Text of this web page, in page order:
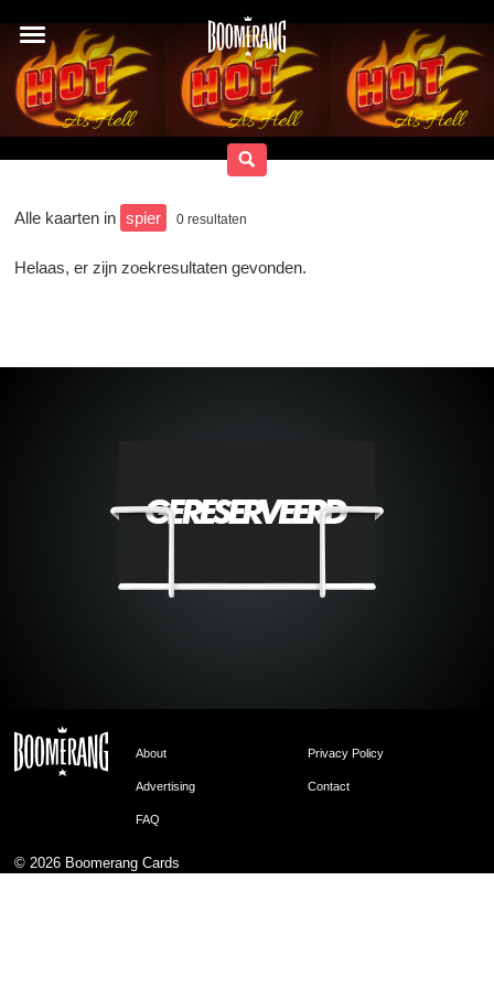
Alle kaarten in spier 0 resultaten
Helaas, er zijn zoekresultaten gevonden.
About Privacy Policy
Advertising Contact
FAQ
© 2026 Boomerang Cards